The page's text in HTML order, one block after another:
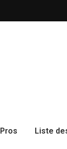
Pros Liste